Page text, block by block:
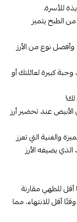
للأسرة،
من الطبخ يتميز
نوع من الأرز
كبيرة لعائلتك أو
الأبيض عند تحضير أرز
والغنية التي تعزز
يضيفه الأرز
أقل للطهي مقارنة
أقل للانتهاء، مما